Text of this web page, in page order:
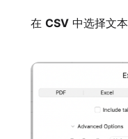
在 CSV 中选择文